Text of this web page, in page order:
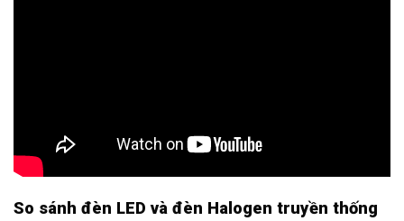
So sánh đèn LED và đèn Halogen truyền thống